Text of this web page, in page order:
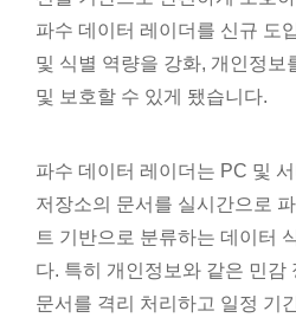
파수 데이터 레이더를 신규 도
및 식별 역량을 강화, 개인정보
및 보호할 수 있게 됐습니다.
파수 데이터 레이더는 PC 및
저장소의 문서를 실시간으로
트 기반으로 분류하는 데이터
다. 특히 개인정보와 같은 민감
문서를 격리 처리하고 일정 기